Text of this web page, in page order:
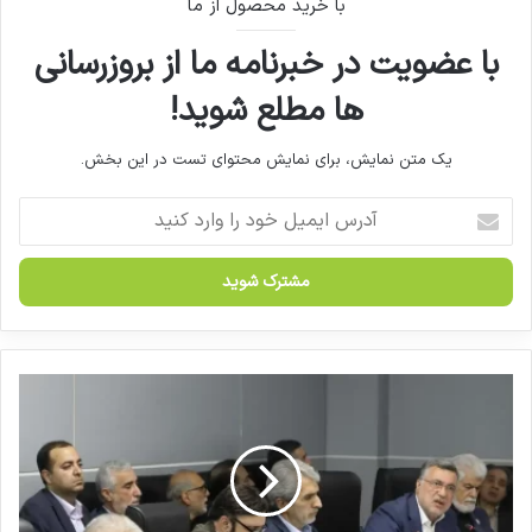
با خرید محصول از ما
با عضویت در خبرنامه ما از بروزرسانی
ها مطلع شوید!
یک متن نمایش، برای نمایش محتوای تست در این بخش.
ر
ا
ی
م
و
د
ی
ا